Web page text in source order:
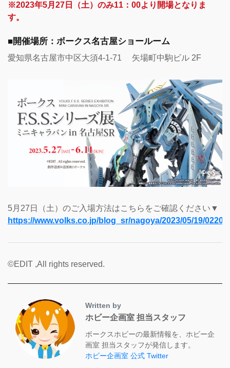
※2023年5月27日（土）のみ11：00より開場となりま
す。
■開催場所：ボークス名古屋ショールーム
愛知県名古屋市中区大須4-1-71 矢場町中駒ビル 2F
5月27日（土）のご入場方法はこちらをご確認ください▼
https://www.volks.co.jp/blog_sr/nagoya/2023/05/19/
©EDIT ,All rights reserved.
Written by
ホビー企画室 担当スタッフ
ボークスホビーの最新情報を、ホビー企
画室 担当スタッフが発信します。
ホビー企画室 公式 Twitter